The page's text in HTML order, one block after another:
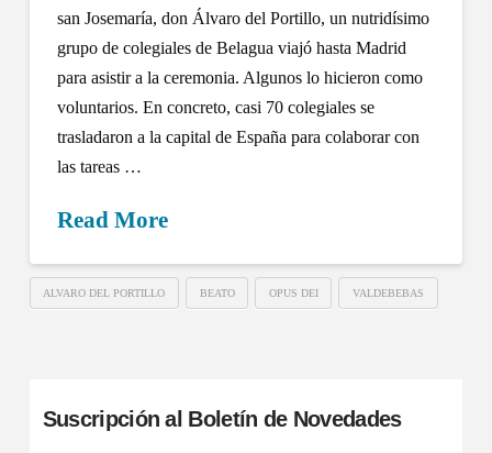
san Josemaría, don Álvaro del Portillo, un nutridísimo
grupo de colegiales de Belagua viajó hasta Madrid
para asistir a la ceremonia. Algunos lo hicieron como
voluntarios. En concreto, casi 70 colegiales se
trasladaron a la capital de España para colaborar con
las tareas …
Read More
ALVARO DEL PORTILLO BEATO OPUS DEI VALDEBEBAS
Suscripción al Boletín de Novedades